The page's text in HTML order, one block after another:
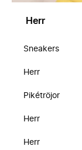
Herr
Sneakers
Herr
Pikétröjor
Herr
Herr